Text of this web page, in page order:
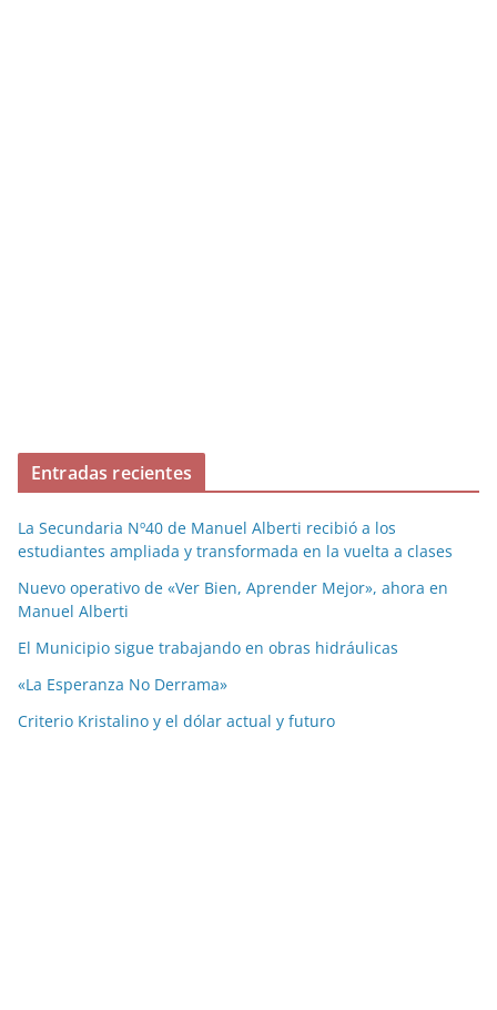
Entradas recientes
La Secundaria Nº40 de Manuel Alberti recibió a los
estudiantes ampliada y transformada en la vuelta a clases
Nuevo operativo de «Ver Bien, Aprender Mejor», ahora en
Manuel Alberti
El Municipio sigue trabajando en obras hidráulicas
«La Esperanza No Derrama»
Criterio Kristalino y el dólar actual y futuro